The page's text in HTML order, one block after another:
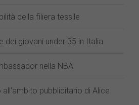
della filiera tessile
dei giovani under 35 in Italia
nella NBA
all'ambito pubblicitario di Alice